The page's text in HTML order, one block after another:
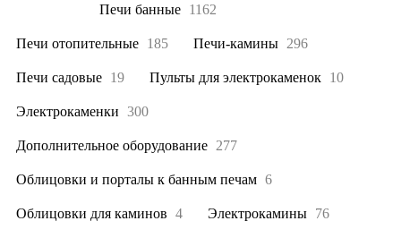
Печи банные 1162
Печи отопительные 185 Печи-камины 296
Печи садовые 19 Пульты для электрокаменок 10
Электрокаменки 300
Дополнительное оборудование 277
Облицовки и порталы к банным печам 6
Облицовки для каминов 4 Электрокамины 76